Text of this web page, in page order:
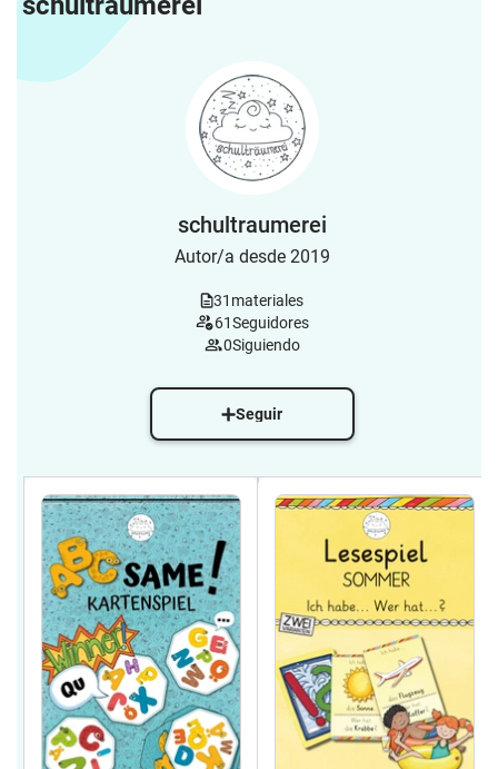
schultraumerei
Autor/a desde 2019
31 materiales
61Seguidores
0Siguiendo
Seguir